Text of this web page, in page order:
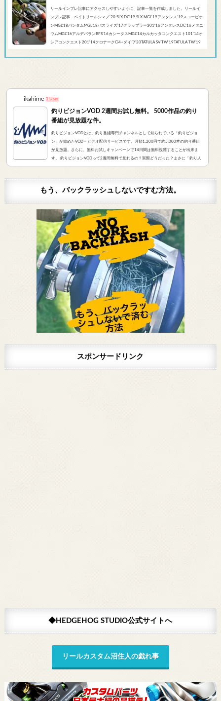
リールインプレ記事にアクセスしやすいように、記事一覧を作成しました。リールイ
ンプレ記事 ベイトリールシマノ'20 SLX DC’19 SLX MGL'19アンタレス’19スコーピオ
ンMGL'18バンタムMGL'18バスライズ’17グラップラー301‘16アンタレスDC’16メタニ
ウムMGL’16アルデバランBFS’16カシータスMGL’14カルカッタコンクエスト101’14オ
シアコンクエスト201'14クロナークCi4+ダイワ’20TATULA SV TW'19TATULA TW'19
ガルシア’...
ikahime 1 User
釣りビジョンVOD 2週間お試し無料。 5000作品の釣り
番組が見放題な件。
釣りビジョンVODとは、釣り番組専門チャンネルとして知られている「釣りビジョ
ン」が始めたVOD＝ビデオ配信サービスです。月額1,200円で約5,000本の釣り番組
が見放題。さらに、無料お試しキャンペーンで14日間は無料視聴することが出来ま
す。 釣りビジョンVODって2週間無料で見れるの？実際どうだった？まさに「釣り人
が求めていたVOD」でした。実際にサービスを申し込んだので、レビューをお伝えし
もう、バックラッシュしないですむ方法。
スポンサードリンク
◆HEDGEHOG STUDIO公式サイトへ
リールカスタム沼住人の戯れ事